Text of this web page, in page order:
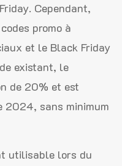
Cependant,
promo à
et le Black Friday
existant, le
de 20% et est
2024, sans minimum
utilisable lors du